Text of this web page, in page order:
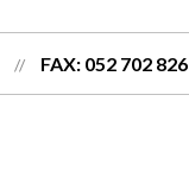
// FAX: 052 702 826